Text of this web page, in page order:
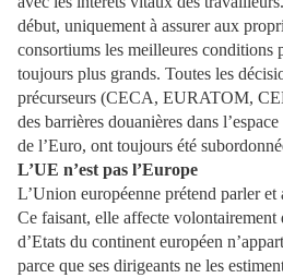
début, uniquement à assurer aux
consortiums les meilleures conditions
toujours plus grands. Toutes les
précurseurs (CECA, EURATOM,
des barrières douanières dans
de l’Euro, ont toujours été
L’UE n’est pas l’Europe
L’Union européenne prétend parler et
Ce faisant, elle affecte volontairement
d’Etats du continent européen
parce que ses dirigeants ne les